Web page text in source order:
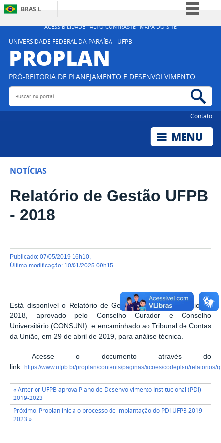
ACESSIBILIDADE ALTO CONTRASTE MAPA DO SITE
BRASIL
Simplifique!
Acesso à informação
Legislação
UNIVERSIDADE FEDERAL DA PARAÍBA - UFPB
PROPLAN
PRÓ-REITORIA DE PLANEJAMENTO E DESENVOLVIMENTO
Buscar no portal
Contato
NOTÍCIAS
Relatório de Gestão UFPB
- 2018
publicado: 07/05/2019 16h10
última modificação: 10/01/2025 09h15
Está disponível o Relatório de Gestão da UFPB, exercício de
2018, aprovado pelo Conselho Curador e Conselho
Universitário (CONSUNI) e encaminhado ao Tribunal de Contas
da União, em 29 de abril de 2019, para análise técnica.
Acesse o documento através do
link: https://www.ufpb.br/proplan/contents/paginas/acoes/codeplan/relatorios/
« Anterior UFPB aprova Plano de Desenvolvimento Institucional (PDI)
2019-2023
Próximo: Proplan inicia o processo de implantação do PDI UFPB 2019-
2023 »